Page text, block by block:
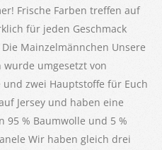
Frische Farben treffen auf
für jeden Geschmack
Mainzelmännchen Unsere
wurde umgesetzt von
zwei Hauptstoffe für Euch
Jersey und haben eine
95 % Baumwolle und 5 %
Wir haben gleich drei